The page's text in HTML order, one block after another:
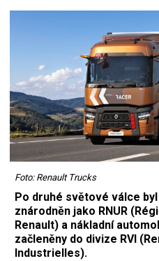
Foto: Renault Trucks
Po druhé světové válce
znárodněn jako RNUR
Renault) a nákladní
začleněny do divize RVI
Industrielles).